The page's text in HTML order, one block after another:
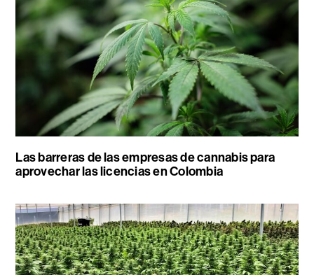
Las barreras de las empresas de cannabis para
aprovechar las licencias en Colombia